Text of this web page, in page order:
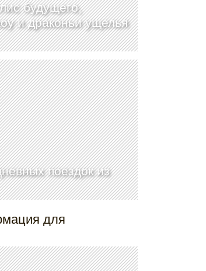
будущего,
и драконьи ущелья
поездок из
для